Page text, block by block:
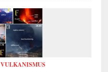
VULKANISMUS